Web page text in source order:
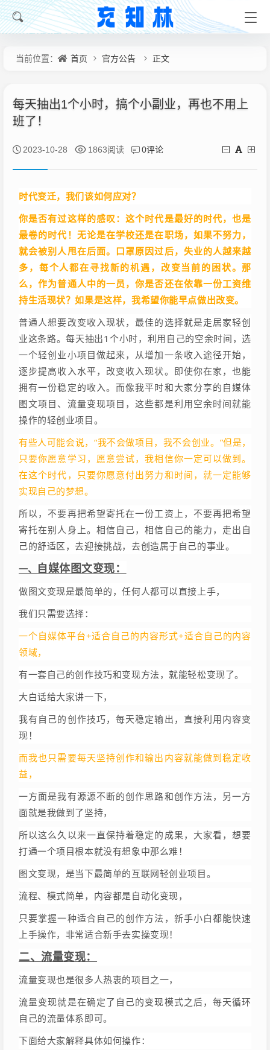
当前位置： 首页 官方公告 正文
每天抽出1个小时，搞个小副业，再也不用上
班了！
2023-10-28 1863阅读 0评论
时代变迁，我们该如何应对？
你是否有过这样的感叹：这个时代是最好的时代，也是
最卷的时代！无论是在学校还是在职场，如果不努力，
就会被别人甩在后面。口罩原因过后，失业的人越来越
多，每个人都在寻找新的机遇，改变当前的困状。那
么，作为普通人中的一员，你是否还在依靠一份工资维
持生活现状？如果是这样，我希望你能早点做出改变。
普通人想要改变收入现状，最佳的选择就是走居家轻创
业这条路。每天抽出1个小时，利用自己的空余时间，选
一个轻创业小项目做起来，从增加一条收入途径开始，
逐步提高收入水平，改变收入现状。即使你在家，也能
拥有一份稳定的收入。而像我平时和大家分享的自媒体
图文项目、流量变现项目 ，这些都是利用空余时间就能
操作的轻创业项目。
有些人可能会说，“我不会做项目，我不会创业。”但是，
只要你愿意学习，愿意尝试，我相信你一定可以做到。
在这个时代，只要你愿意付出努力和时间，就一定能够
实现自己的梦想。
所以，不要再把希望寄托在一份工资上，不要再把希望
寄托在别人身上。相信自己，相信自己的能力，走出自
己的舒适区，去迎接挑战，去创造属于自己的事业。
一、 自媒体图文变现：
做图文变现是最简单的，任何人都可以直接上手，
我们只需要选择：
一个自媒体平台+适合自己的内容形式+适合自己的内容
领域，
有一套自己的创作技巧和变现方法，就能轻松变现了。
大白话给大家讲一下，
我有自己的创作技巧，每天稳定输出，直接利用内容变
现！
而我也只需要每天坚持创作和输出内容就能做到稳定收
益，
一方面是我有源源不断的创作思路和创作方法，另一方
面就是我做到了坚持，
所以这么久以来一直保持着稳定的成果，大家看，想要
打通一个项目根本就没有想象中那么难！
图文变现，是当下最简单的互联网轻创业项目。
流程、模式简单，内容都是自动化变现，
只要掌握一种适合自己的创作方法，新手小白都能快速
上手操作，非常适合新手去实操变现！
二、流量变现：
流量变现也是很多人热衷的项目之一，
流量变现就是在确定了自己的变现模式之后，每天循环
自己的流量体系即可。
下面给大家解释具体如何操作：